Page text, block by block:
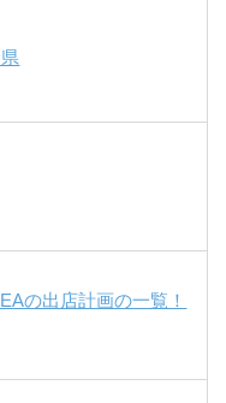
の出店計画の一覧！